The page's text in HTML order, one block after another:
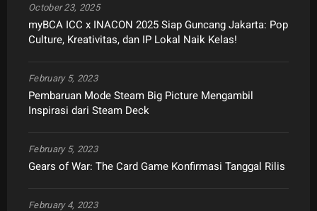
myBCA ICC x INACON 2025 Siap Guncang Jakarta: Pop
Culture, Kreativitas, dan IP Lokal Naik Kelas!
October 23, 2025
Pembaruan Mode Steam Big Picture Mengambil
Inspirasi dari Steam Deck
February 5, 2023
Gears of War: The Card Game Konfirmasi Tanggal Rilis
February 5, 2023
February 4, 2023